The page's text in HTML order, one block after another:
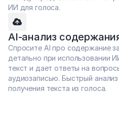
ИИ для голоса.
AI-анализ
Спросите AI про содержание
детально при использовании
текст и дает ответы на
аудиозаписью. Быстрый
получения текста из голоса.